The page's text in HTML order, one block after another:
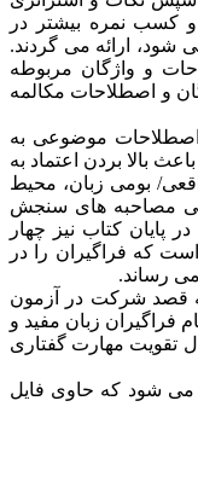
و کسب نمره بیشتر در
شود، ارائه می گردند.
و واژگان مربوطه
و اصطلاحات مکالمه
اصطلاحات موضوعی به
بالا بردن اعتماد به
بومی زبان، محیط
مصاحبه های سنجش
پایان کتاب نیز چهار
که فراگیران را در
رساند.
قصد شرکت در آزمون
فراگیران زبان مفید و
تقویت مهارت گفتاری
می شود که حاوی فایل